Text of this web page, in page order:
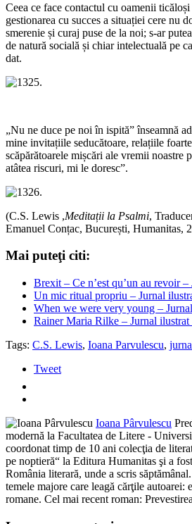
Ceea ce face contactul cu oamenii
gestionarea cu succes a situației cere nu
smerenie și curaj puse de la noi; s-ar
de natură socială și chiar intelectuală pe
dat.
„Nu ne duce pe noi în ispită” înseamnă
mine invitațiile seducătoare, relațiile
scăpărătoarele mișcări ale vremii noastre
atâtea riscuri, mi le doresc”.
(C.S. Lewis ,Meditații la Psalmi,
Emanuel Conțac, București, Humanitas,
Mai puteţi citi:
Brexit – Ce n’est qu’un au revoir
Un mic ritual propriu – Jurnal
When we were very young –
Rainer Maria Rilke – Jurnal ilustrat
Tags: C.S. Lewis, Ioana Parvulescu,
Tweet
Ioana Pârvulescu
modernă la Facultatea de Litere -
coordonat timp de 10 ani colecţia de
pe noptieră“ la Editura Humanitas şi a
România literară, unde a scris
temele majore care leagă cărţile autoarei:
romane. Cel mai recent roman: